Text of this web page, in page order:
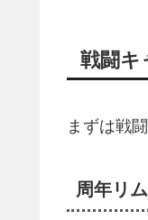
戦闘キ
まずは戦
周年リ